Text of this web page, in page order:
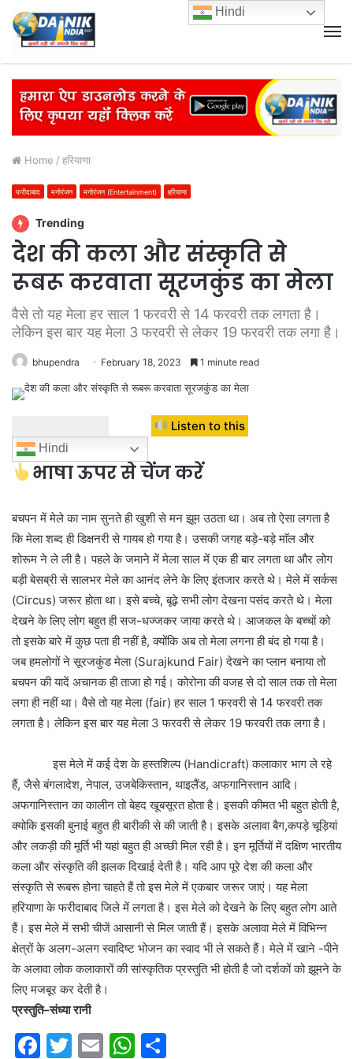
Home / हरियाणा
फरीदाबाद मनोरंजन मनोरंजन (Entertainment) हरियाणा
Trending
देश की कला और संस्कृति से
रूबरू करवाता सूरजकुंड का मेला
वैसे तो यह मेला हर साल 1 फरवरी से 14 फरवरी तक लगता है।
लेकिन इस बार यह मेला 3 फरवरी से लेकर 19 फरवरी तक लगा है।
bhupendra February 18, 2023 1 minute read
Listen to this
Hindi
भाषा ऊपर से चेंज करें
बचपन में मेले का नाम सुनते ही खुशी से मन झूम उठता था। अब तो ऐसा लगता है
कि मेला शब्द ही डिक्षनरी से गायब हो गया है। उसकी जगह बड़े-बड़े माॅल और
शोरूम ने ले ली है। पहले के जमाने में मेला साल में एक ही बार लगता था और लोग
बड़ी बेसब्री से सालभर मेले का आनंद लेने के लिए इंतजार करते थे। मेले में सर्कस
(Circus) जरूर होता था। इसे बच्चे, बूढ़े सभी लोग देखना पसंद करते थे। मेला
देखने के लिए लोग बहुत ही सज-धज्जकर जाया करते थे। आजकल के बच्चों को
तो इसके बारे में कुछ पता ही नहीं है, क्योंकि अब तो मेला लगना ही बंद हो गया है।
जब हमलोगों ने सूरजकुंड मेला (Surajkund Fair) देखने का प्लान बनाया तो
बचपन की यादें अचानक ही ताजा हो गई। कोरोना की वजह से दो साल तक तो मेला
लगा ही नहीं था। वैसे तो यह मेला (fair) हर साल 1 फरवरी से 14 फरवरी तक
लगता है। लेकिन इस बार यह मेला 3 फरवरी से लेकर 19 फरवरी तक लगा है।
इस मेले में कई देश के हस्तशिल्प (Handicraft) कलाकार भाग ले रहे
हैं, जैसे बंगलादेश, नेपाल, उजबेकिस्तान, थाइलैंड, अफगानिस्तान आदि।
अफगानिस्तान का कालीन तो बेहद खूबसूरत होता है। इसकी कीमत भी बहुत होती है,
क्योकि इसकी बुनाई बहुत ही बारीकी से की जाती है। इसके अलावा बैग,कपड़े चूड़ियां
और लकड़ी की मूर्ति भी यहां बहुत ही अच्छी मिल रही है। इन मूर्तियों में दक्षिण भारतीय
कला और संस्कृति की झलक दिखाई देती है। यदि आप पूरे देश की कला और
संस्कृति से रूबरू होना चाहते हैं तो इस मेले में एकबार जरूर जाएं। यह मेला
हरियाणा के फरीदाबाद जिले में लगता है। इस मेले को देखने के लिए बहुत लोग आते
हैं। इस मेले में सभी चीजें आसानी से मिल जाती हैं। इसके अलावा मेले में विभिन्न
क्षेत्रों के अलग-अलग स्वादिष्ट भोजन का स्वाद भी ले सकते हैं। मेले में खाने -पीने
के अलावा लोक कलाकारों की सांस्कृतिक प्रस्तुति भी होती है जो दर्शकों को झूमने के
लिए मजबूर कर देती है।
प्रस्तुति–संध्या रानी
F
T
E
W
Hindi